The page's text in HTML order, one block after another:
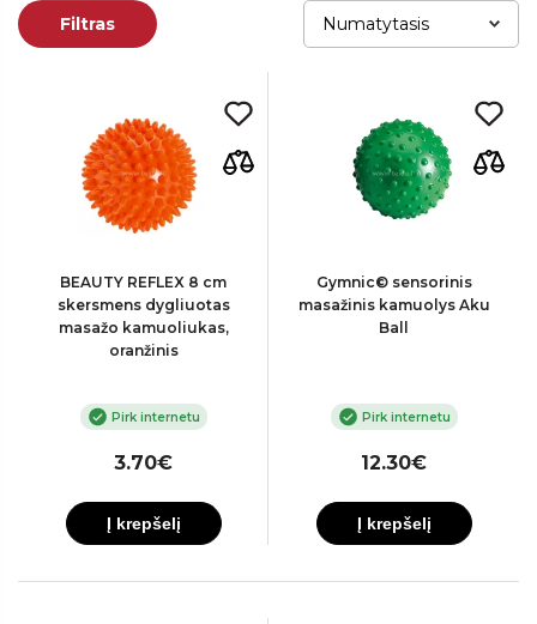
Filtras
BEAUTY REFLEX 8 cm
skersmens dygliuotas
masažo kamuoliukas,
oranžinis
Pirk internetu
3.70€
Į krepšelį
Gymnic© sensorinis
masažinis kamuolys Aku
Ball
Pirk internetu
12.30€
Į krepšelį